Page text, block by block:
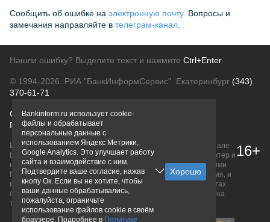
Сообщить об ошибке на электронную почту. Вопросы и
замечания направляйте в телеграм-канал
Нашли ошибку? Выделите текст и нажмите Ctrl+Enter
© 1994-2026. РИА "БанкИнформСервис". Екатеринбург (343)
370-61-71
О проектеПолитика конфиденциальности
Правовая информацияДля рекламодателей
Вся информация о продуктах банков, размещенная на портале
bankinform.ru, носит исключительно ознакомительный характер и
не является публичной офертой, определяемой положениями
ГК РФ. Информация не содержит точного и полного описания, и
может быть изменена. Конечные условия уточняйте на сайтах
банков или при личном обращении. Исключительное право на
товарные знаки принадлежит их правообладателям.
16+
Bankinform.ru использует cookie-
файлы и обрабатывает
персональные данные с
использованием Яндекс Метрики,
Google Analytics. Это улучшает работу
сайта и взаимодействие с ним.
Подтвердите ваше согласие, нажав
кнопу Ок. Если вы не хотите, чтобы
ваши данные обрабатывались,
пожалуйста, ограничьте
использование файлов cookie в своём
браузере. Подробнее в Политике